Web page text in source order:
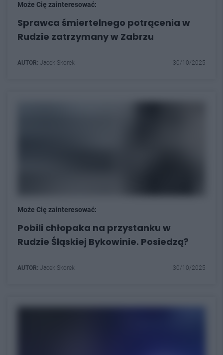
Może Cię zainteresować:
Sprawca śmiertelnego potrącenia w
Rudzie zatrzymany w Zabrzu
AUTOR: Jacek Skorek 30/10/2025
Może Cię zainteresować:
Pobili chłopaka na przystanku w
Rudzie Śląskiej Bykowinie. Posiedzą?
AUTOR: Jacek Skorek 30/10/2025